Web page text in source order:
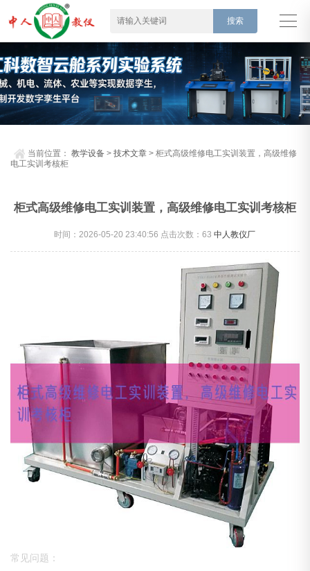
当前位置：教学设备 >技术文章 > 柜式高级维修电工实训装置，高级维修
电工实训考核柜
柜式高级维修电工实训装置，高级维修电工实训考核柜
时间：2026-05-20 23:40:56 点击次数：63中人教仪厂
常见问题：